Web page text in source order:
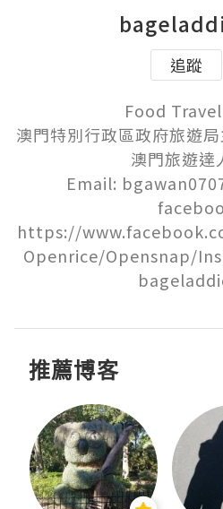
追蹤
Food
澳門特別行政區政府旅遊
澳門旅遊達
Email:
https://
Openrice/Opensnap/
推薦博客